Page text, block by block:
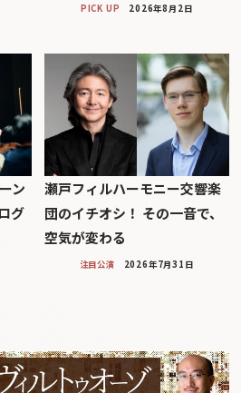
PICK UP 2026年8月2日
ン
グ
瀬戸フィルハーモニー交響楽
団のイチオシ！ その一音で、
空気が変わる
注目公演 2026年7月31日